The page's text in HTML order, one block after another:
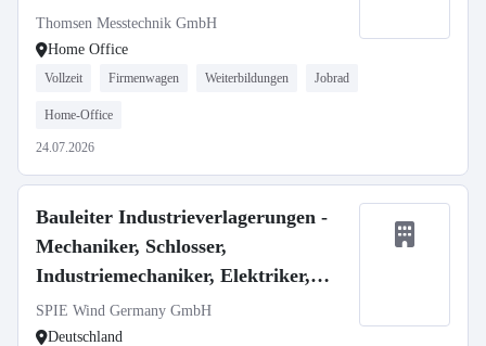
Thomsen Messtechnik GmbH
Home Office
Vollzeit Firmenwagen Weiterbildungen Jobrad
Home-Office
24.07.2026
Bauleiter Industrieverlagerungen -
Mechaniker, Schlosser,
Industriemechaniker, Elektriker,
Techniker m/w/d
SPIE Wind Germany GmbH
Deutschland